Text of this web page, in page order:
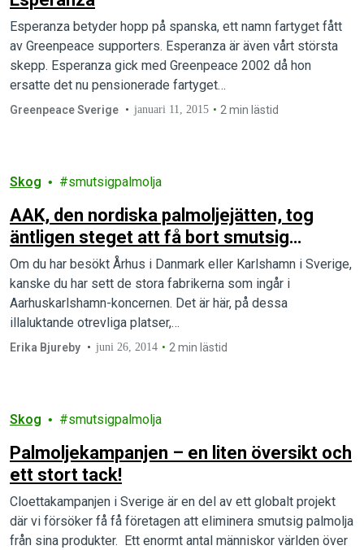
Esperanza betyder hopp på spanska, ett namn fartyget fått
av Greenpeace supporters. Esperanza är även vårt största
skepp. Esperanza gick med Greenpeace 2002 då hon
ersatte det nu pensionerade fartyget…
Greenpeace Sverige januari 11, 2015 2 min lästid
Skog smutsigpalmolja
AAK, den nordiska palmoljejätten, tog
äntligen steget att få bort smutsig
palmolja.
Om du har besökt Århus i Danmark eller Karlshamn i Sverige,
kanske du har sett de stora fabrikerna som ingår i
Aarhuskarlshamn-koncernen. Det är här, på dessa
illaluktande otrevliga platser,…
Erika Bjureby juni 26, 2014 2 min lästid
Skog smutsigpalmolja
Palmoljekampanjen – en liten översikt och
ett stort tack!
Cloettakampanjen i Sverige är en del av ett globalt projekt
där vi försöker få få företagen att eliminera smutsig palmolja
från sina produkter. Ett enormt antal människor världen över